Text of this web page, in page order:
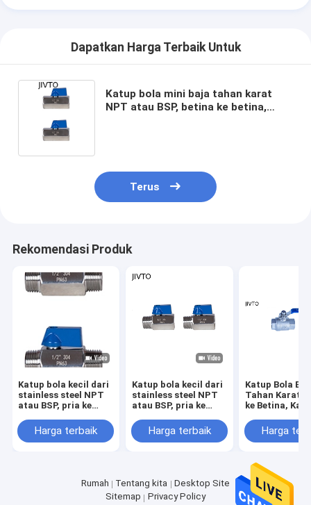
Dapatkan Harga Terbaik Untuk
Katup bola mini baja tahan karat
NPT atau BSP, betina ke betina,
Terus
Rekomendasi Produk
Katup bola kecil dari
stainless steel NPT
atau BSP, pria ke
Harga terbaik
Katup bola kecil dari
stainless steel NPT
atau BSP, pria ke
Harga terbaik
Katup Bola
Tahan Karat,
ke Betina,
Minyak, dan
Harga
Rumah Tentang kita
Desktop Site
Sitemap
Privacy Policy